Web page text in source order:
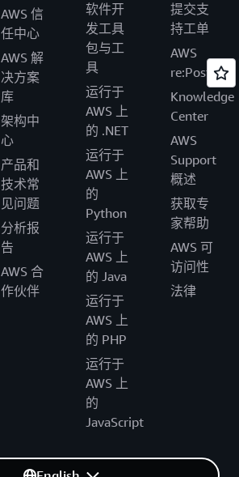
AWS 信
任中心
AWS 解
决方案
库
架构中
心
产品和
技术常
见问题
分析报
告
AWS 合
作伙伴
软件开
发工具
包与工
具
运行于
AWS 上
的 .NET
运行于
AWS 上
的
Python
运行于
AWS 上
的 Java
运行于
AWS 上
的 PHP
运行于
AWS 上
的
JavaScript
提交支
持工单
AWS
re:Post
Knowledge
Center
AWS
Support
概述
获取专
家帮助
AWS 可
访问性
法律